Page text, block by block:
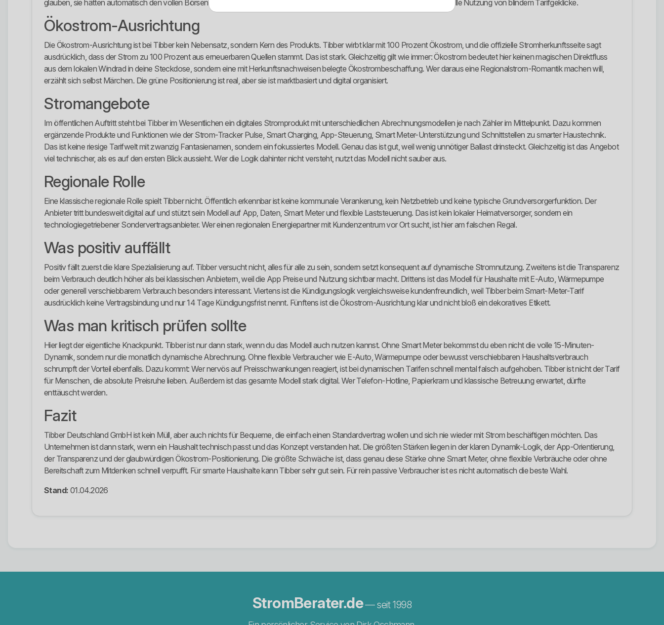
glauben, sie hätten automatisch den vollen Börsentarif, obwohl ihnen dafür die Messtechnik fehlt. Genau hier trennt sich sinnvolle Nutzung von blindem Tarifgeklicke.
Ökostrom-Ausrichtung
Die Ökostrom-Ausrichtung ist bei Tibber kein Nebensatz, sondern Kern des Produkts. Tibber wirbt klar mit 100 Prozent Ökostrom, und die offizielle Stromherkunftsseite sagt
ausdrücklich, dass der Strom zu 100 Prozent aus erneuerbaren Quellen stammt. Das ist stark. Gleichzeitig gilt wie immer: Ökostrom bedeutet hier keinen magischen Direktfluss
aus dem lokalen Windrad in deine Steckdose, sondern eine mit Herkunftsnachweisen belegte Ökostrombeschaffung. Wer daraus eine Regionalstrom-Romantik machen will,
erzählt sich selbst Märchen. Die grüne Positionierung ist real, aber sie ist marktbasiert und digital organisiert.
Stromangebote
Im öffentlichen Auftritt steht bei Tibber im Wesentlichen ein digitales Stromprodukt mit unterschiedlichen Abrechnungsmodellen je nach Zähler im Mittelpunkt. Dazu kommen
ergänzende Produkte und Funktionen wie der Strom-Tracker Pulse, Smart Charging, App-Steuerung, Smart Meter-Unterstützung und Schnittstellen zu smarter Haustechnik.
Das ist keine riesige Tarifwelt mit zwanzig Fantasienamen, sondern ein fokussiertes Modell. Genau das ist gut, weil wenig unnötiger Ballast drinsteckt. Gleichzeitig ist das Angebot
viel technischer, als es auf den ersten Blick aussieht. Wer die Logik dahinter nicht versteht, nutzt das Modell nicht sauber aus.
Regionale Rolle
Eine klassische regionale Rolle spielt Tibber nicht. Öffentlich erkennbar ist keine kommunale Verankerung, kein Netzbetrieb und keine typische Grundversorgerfunktion. Der
Anbieter tritt bundesweit digital auf und stützt sein Modell auf App, Daten, Smart Meter und flexible Laststeuerung. Das ist kein lokaler Heimatversorger, sondern ein
technologiegetriebener Sondervertragsanbieter. Wer einen regionalen Energiepartner mit Kundenzentrum vor Ort sucht, ist hier am falschen Regal.
Was positiv auffällt
Positiv fällt zuerst die klare Spezialisierung auf. Tibber versucht nicht, alles für alle zu sein, sondern setzt konsequent auf dynamische Stromnutzung. Zweitens ist die Transparenz
beim Verbrauch deutlich höher als bei klassischen Anbietern, weil die App Preise und Nutzung sichtbar macht. Drittens ist das Modell für Haushalte mit E-Auto, Wärmepumpe
oder generell verschiebbarem Verbrauch besonders interessant. Viertens ist die Kündigungslogik vergleichsweise kundenfreundlich, weil Tibber beim Smart-Meter-Tarif
ausdrücklich keine Vertragsbindung und nur 14 Tage Kündigungsfrist nennt. Fünftens ist die Ökostrom-Ausrichtung klar und nicht bloß ein dekoratives Etikett.
Was man kritisch prüfen sollte
Hier liegt der eigentliche Knackpunkt. Tibber ist nur dann stark, wenn du das Modell auch nutzen kannst. Ohne Smart Meter bekommst du eben nicht die volle 15-Minuten-
Dynamik, sondern nur die monatlich dynamische Abrechnung. Ohne flexible Verbraucher wie E-Auto, Wärmepumpe oder bewusst verschiebbaren Haushaltsverbrauch
schrumpft der Vorteil ebenfalls. Dazu kommt: Wer nervös auf Preisschwankungen reagiert, ist bei dynamischen Tarifen schnell mental falsch aufgehoben. Tibber ist nicht der Tarif
für Menschen, die absolute Preisruhe lieben. Außerdem ist das gesamte Modell stark digital. Wer Telefon-Hotline, Papierkram und klassische Betreuung erwartet, dürfte
enttäuscht werden.
Fazit
Tibber Deutschland GmbH ist kein Müll, aber auch nichts für Bequeme, die einfach einen Standardvertrag wollen und sich nie wieder mit Strom beschäftigen möchten. Das
Unternehmen ist dann stark, wenn ein Haushalt technisch passt und das Konzept verstanden hat. Die größten Stärken liegen in der klaren Dynamik-Logik, der App-Orientierung,
der Transparenz und der glaubwürdigen Ökostrom-Positionierung. Die größte Schwäche ist, dass genau diese Stärke ohne Smart Meter, ohne flexible Verbräuche oder ohne
Bereitschaft zum Mitdenken schnell verpufft. Für smarte Haushalte kann Tibber sehr gut sein. Für rein passive Verbraucher ist es nicht automatisch die beste Wahl.
Stand: 01.04.2026
StromBerater.de— seit 1998